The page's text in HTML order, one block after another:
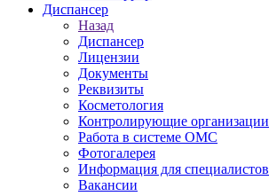
Диспансер
Назад
Диспансер
Лицензии
Документы
Реквизиты
Косметология
Контролирующие организации
Работа в системе ОМС
Фотогалерея
Информация для специалистов
Вакансии